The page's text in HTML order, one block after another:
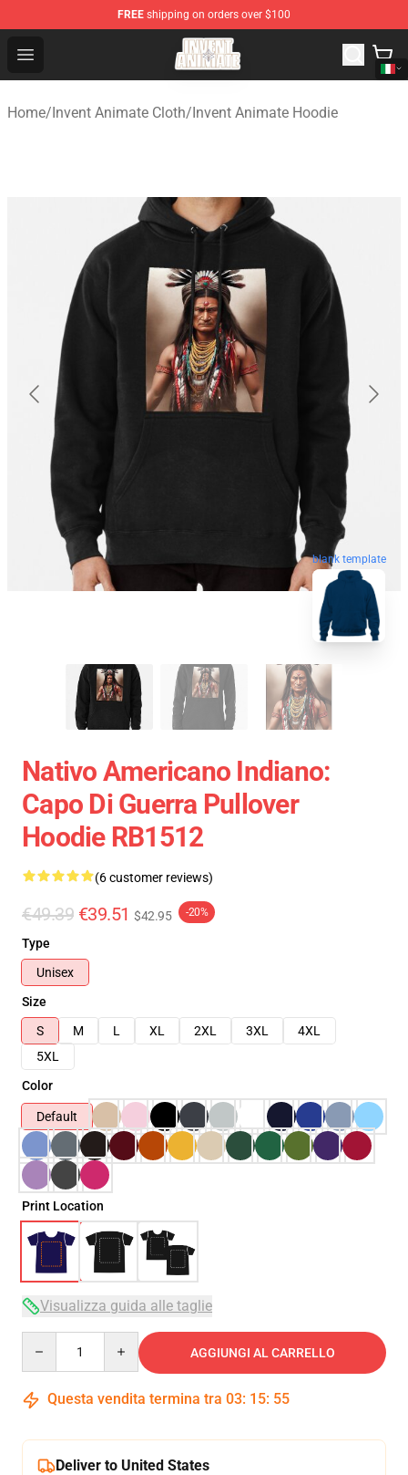
FREE shipping on orders over $100
Open menu
Invent Animate Shop - Official Invent Animate
Home/Invent Animate Cloth/Invent Animate Hoodie
blank template
Nativo Americano Indiano:
Capo Di Guerra Pullover
Hoodie RB1512
(6 customer reviews)
€49.39 €39.51 $42.95 -20%
Type
Unisex
Size
S
M L XL 2XL 3XL
4XL
5XL
Color
Default
Print Location
Visualizza guida alle taglie
AGGIUNGI AL CARRELLO
Questa vendita termina tra 03: 15: 54
Deliver to United States